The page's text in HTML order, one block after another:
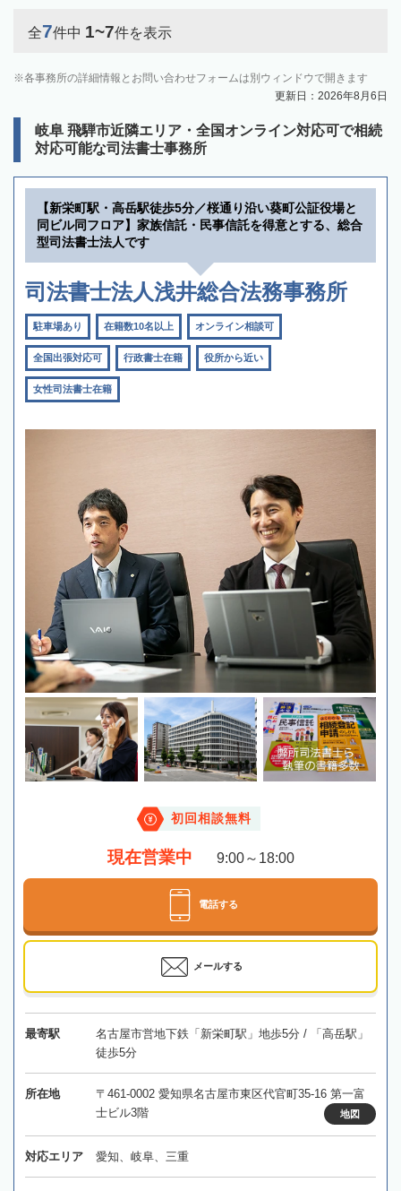
全7件中 1~7件を表示
各事務所の詳細情報とお問い合わせフォームは別ウィンドウで開きます
更新日：2026年8月6日
岐阜 飛騨市近隣エリア・全国オンライン対応可で相続
対応可能な司法書士事務所
【新栄町駅・高岳駅徒歩5分／桜通り沿い葵町公証役場と
同ビル同フロア】家族信託・民事信託を得意とする、総合
型司法書士法人です
司法書士法人浅井総合法務事務所
駐車場あり 在籍数10名以上 オンライン相談可
全国出張対応可 行政書士在籍 役所から近い
女性司法書士在籍
初回相談無料
現在営業中 9:00～18:00
電話する
メールする
最寄駅
名古屋市営地下鉄「新栄町駅」地歩5分 / 「高岳駅」
徒歩5分
所在地
〒461-0002 愛知県名古屋市東区代官町35-16 第一富
士ビル3階
地図
対応エリア 愛知、岐阜、三重